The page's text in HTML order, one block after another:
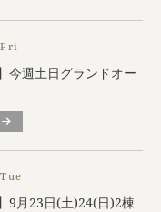
Fri
今週土日グランドオー
9月23日(土)24(日)2棟